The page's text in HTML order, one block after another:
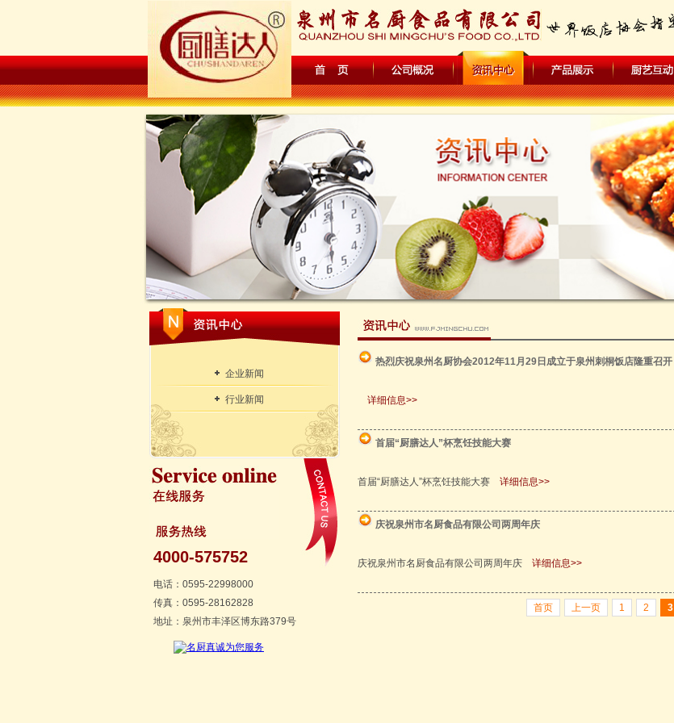
企业新闻
行业新闻
4000-575752
电话：0595-22998000
传真：0595-28162828
地址：泉州市丰泽区博东路379号
热烈庆祝泉州名厨协会2012年11月29日成立于泉州刺桐饭店隆重召开
详细信息>>
首届“厨膳达人”杯烹饪技能大赛
首届“厨膳达人”杯烹饪技能大赛 详细信息>>
庆祝泉州市名厨食品有限公司两周年庆
庆祝泉州市名厨食品有限公司两周年庆 详细信息>>
首页 上一页 1 2 3